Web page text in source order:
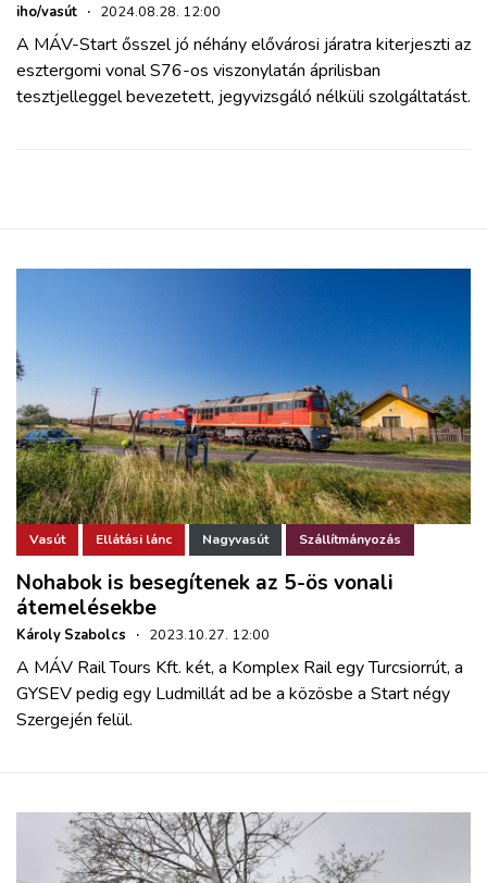
iho/vasút · 2024.08.28. 12:00
A MÁV-Start ősszel jó néhány elővárosi járatra kiterjeszti az
esztergomi vonal S76-os viszonylatán áprilisban
tesztjelleggel bevezetett, jegyvizsgáló nélküli szolgáltatást.
Vasút Ellátási lánc Nagyvasút Szállítmányozás
Nohabok is besegítenek az 5-ös vonali
átemelésekbe
Károly Szabolcs · 2023.10.27. 12:00
A MÁV Rail Tours Kft. két, a Komplex Rail egy Turcsiorrút, a
GYSEV pedig egy Ludmillát ad be a közösbe a Start négy
Szergején felül.